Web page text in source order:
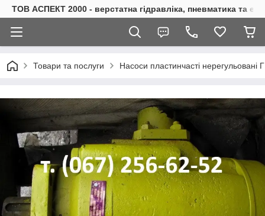
ТОВ АСПЕКТ 2000 - верстатна гідравліка, пневматика та
Товари та послуги Насоси пластинчасті нерегульовані